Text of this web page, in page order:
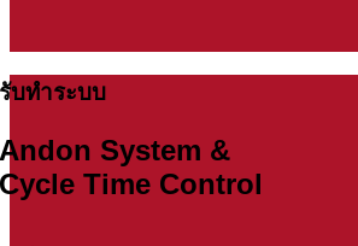
รับทำระบบ
Andon System &
Cycle Time Control